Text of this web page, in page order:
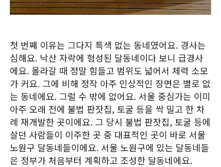
첫 번째 이유는 그다지 특색 없는 동네였어요. 경사는
심해요. 낙산 자락에 형성된 달동네이다 보니 급경사
에요. 올라갈 때 정말 힘들고 범위도 넓어서 체력 소모
가 커요. 그에 비해 정작 아주 인상적인 장면은 별로 없
는 동네에요. 그럴 수 밖에 없어요. 서울 중심가는 이미
아주 오래 전에 불법 판잣집, 토굴 등을 싹 밀고 한 차
례 재개발한 곳이에요. 그 당시 불법 판잣집, 토굴 등에
살던 사람들이 이주한 곳 중 대표적인 곳이 바로 서울
노원구 달동네들이에요. 서울 노원구에 있는 달동네들
은 정부가 처음부터 계획하고 조성한 달동네에요.